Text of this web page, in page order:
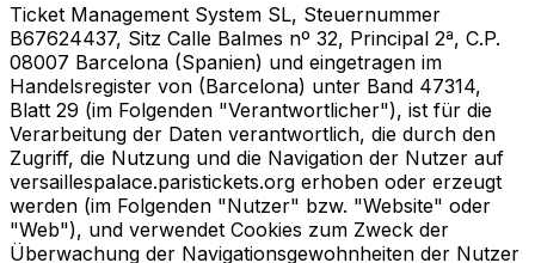
Ticket Management System SL, Steuernummer
B67624437, Sitz Calle Balmes nº 32, Principal 2ª, C.P.
08007 Barcelona (Spanien) und eingetragen im
Handelsregister von (Barcelona) unter Band 47314,
Blatt 29 (im Folgenden "Verantwortlicher"), ist für die
Verarbeitung der Daten verantwortlich, die durch den
Zugriff, die Nutzung und die Navigation der Nutzer auf
versaillespalace.paristickets.org erhoben oder erzeugt
werden (im Folgenden "Nutzer" bzw. "Website" oder
"Web"), und verwendet Cookies zum Zweck der
Überwachung der Navigationsgewohnheiten der Nutzer